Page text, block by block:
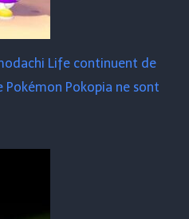
Life continuent de
Pokémon Pokopia ne sont